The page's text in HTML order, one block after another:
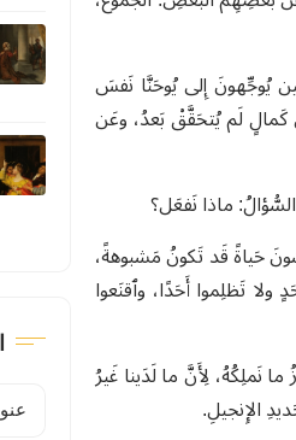
يُوجِّهونَ إِلى يُوحَنَّا نَفسَ
لَم يُتحَقَّقْ بَعدُ، وعَن
ماذا نَفعَل؟
حَياةً قَد تَكونُ مَشبوهةً،
على أَحَدٍ ولا تَظلِموا أَحَدًا، وٱقنَعوا
نَملِكُهُ، لِأَنَّ ما لَدَينا غَيرُ
الإِنجيلِ.